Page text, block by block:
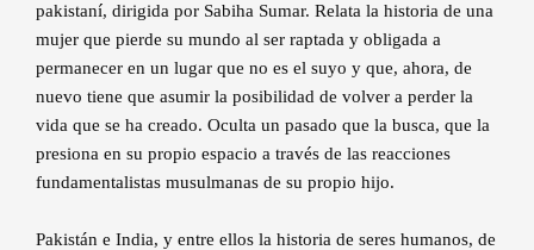
pakistaní, dirigida por Sabiha Sumar. Relata la historia de una
mujer que pierde su mundo al ser raptada y obligada a
permanecer en un lugar que no es el suyo y que, ahora, de
nuevo tiene que asumir la posibilidad de volver a perder la
vida que se ha creado. Oculta un pasado que la busca, que la
presiona en su propio espacio a través de las reacciones
fundamentalistas musulmanas de su propio hijo.
Pakistán e India, y entre ellos la historia de seres humanos, de